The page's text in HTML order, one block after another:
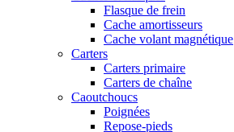
Flasque de frein
Cache amortisseurs
Cache volant magnétique
Carters
Carters primaire
Carters de chaîne
Caoutchoucs
Poignées
Repose-pieds